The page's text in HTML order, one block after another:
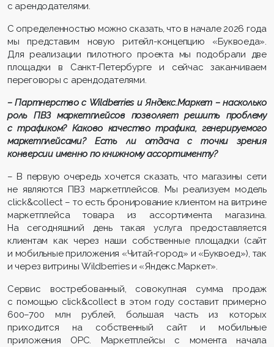
с арендодателями.
С определенностью можно сказать, что в начале 2026 года
мы представим новую ритейл-концепцию «Буквоеда».
Для реализации пилотного проекта мы подобрали две
площадки в Санкт-Петербурге и сейчас заканчиваем
переговоры с арендодателями.
– Партнерство с Wildberries и Яндекс.Маркет – насколько
роль ПВЗ маркетплейсов позволяет решить проблему
с трафиком? Каково качество трафика, генерируемого
маркетплейсами? Есть ли отдача с точки зрения
конверсии именно по книжному ассортименту?
– В первую очередь хочется сказать, что магазины сети
не являются ПВЗ маркетплейсов. Мы реализуем модель
click&collect – то есть бронирование клиентом на витрине
маркетплейса товара из ассортимента магазина.
На сегодняшний день такая услуга предоставляется
клиентам как через наши собственные площадки (сайт
и мобильные приложения «Читай-город» и «Буквоед»), так
и через витрины Wildberries и «Яндекс.Маркет».
Сервис востребованный, совокупная сумма продаж
с помощью click&collect в этом году составит примерно
600–700 млн рублей, большая часть из которых
приходится на собственный сайт и мобильные
приложения ОРС. Маркетплейсы с момента начала